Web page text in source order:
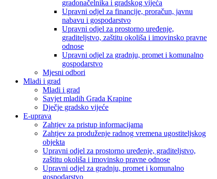
gradonačelnika i gradskog vijeća
Upravni odjel za financije, proračun, javnu
nabavu i gospodarstvo
Upravni odjel za prostorno uređenje,
graditeljstvo, zaštitu okoliša i imovinsko pravne
odnose
Upravni odjel za gradnju, promet i komunalno
gospodarstvo
Mjesni odbori
Mladi i grad
Mladi i grad
Savjet mladih Grada Krapine
Dječje gradsko vijeće
E-uprava
Zahtjev za pristup informacijama
Zahtjev za produženje radnog vremena ugostiteljskog
objekta
Upravni odjel za prostorno uređenje, graditeljstvo,
zaštitu okoliša i imovinsko pravne odnose
Upravni odjel za gradnju, promet i komunalno
gospodarstvo